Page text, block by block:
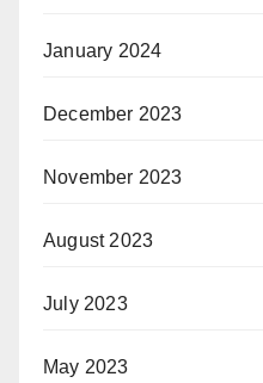
January 2024
December 2023
November 2023
August 2023
July 2023
May 2023